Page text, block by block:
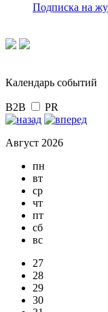
Подписка на
Календарь событий
B2B PR
Август 2026
пн
вт
ср
чт
пт
сб
вс
27
28
29
30